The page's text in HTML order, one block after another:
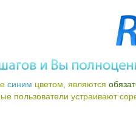
синим цветом, являются
пользователи устраивают